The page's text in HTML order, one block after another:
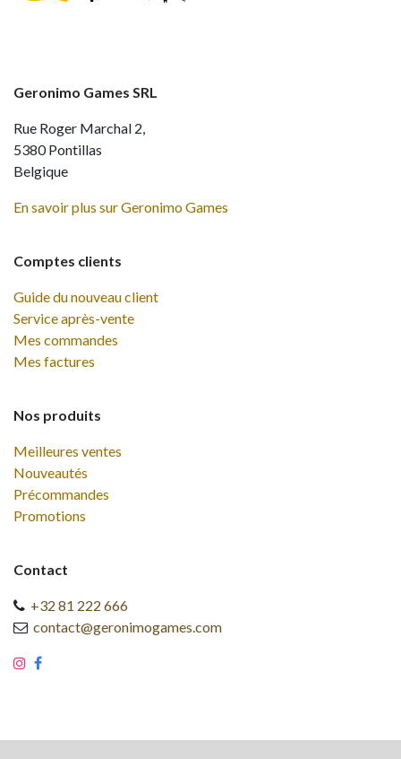
Comptes clients
Guide du nouveau client
Service après-vente
Mes commandes
Mes factures
Nos produits
Meilleures ventes
Nouveautés
Précommandes
Promotions
Contact
+32 81 222 666
contact@geronimogames.com
Geronimo Games SRL
Rue Roger Marchal 2,
5380 Pontillas
Belgique
En savoir plus sur Geronimo Games